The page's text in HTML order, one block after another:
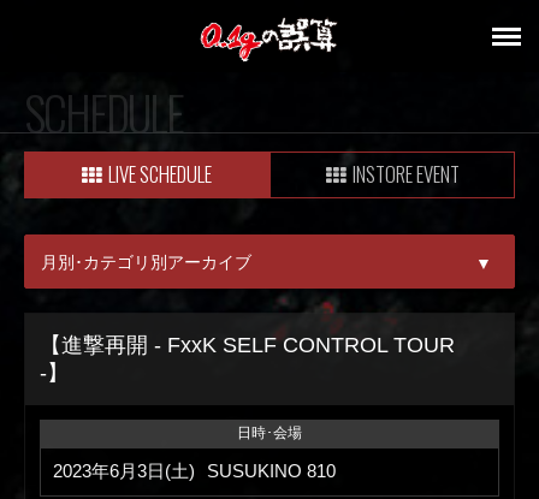
SCHEDULE
LIVE SCHEDULE INSTORE EVENT
月別･カテゴリ別アーカイブ ▼
ALL
08月
09月
【進撃再開 - FxxK SELF CONTROL TOUR
-】
日時･会場
2023年6月3日(土) SUSUKINO 810